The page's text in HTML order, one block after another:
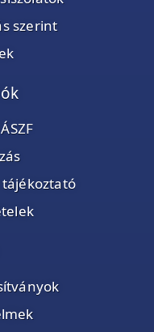
szerint